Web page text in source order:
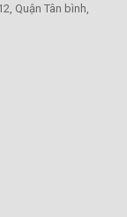
Quận Tân bình,